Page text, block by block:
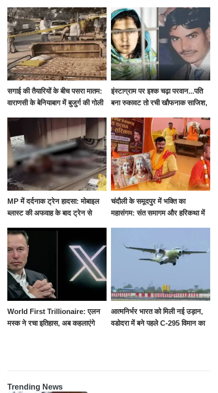
सगाई की तैयारियों के बीच पसरा मातम:
वाराणसी के बेनियाबाग में बुजुर्ग की गोली
इंस्टाग्राम पर इश्क चढ़ा परवान...पति
बना रुकावट तो रची खौफनाक साजिश,
के घाट
MP में दर्दनाक ट्रेन हादसा: मोबाइल
ब्लास्ट की अफवाह के बाद ट्रेन से
रौंदा, 4 की मौत
चंदौली के समूदपुर में भक्ति का
महासंगम: संत समागम और हरिकथा में
World First Trillionaire: एलन
मस्क ने रचा इतिहास, अब कहलाएंगे
आत्मनिर्भर भारत को मिली नई उड़ान,
वडोदरा में बने पहले C-295 विमान का
Trending News